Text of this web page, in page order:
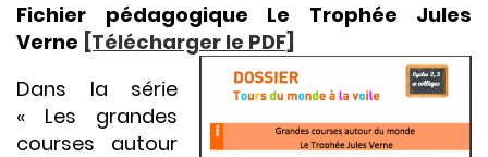
Fichier pédagogique Le Trophée Jules
Verne [Télécharger le PDF]
Dans la série
« Les grandes
courses autour